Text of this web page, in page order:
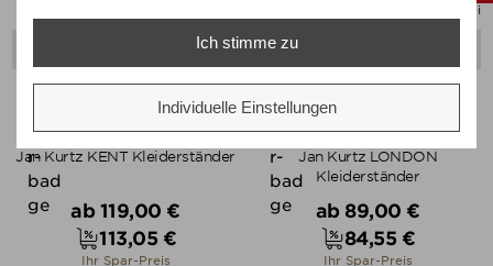
ALLE VARIANTEN ZEIGEN
absolut versandkostenfrei
ALLE VARIANTEN ZEIGEN
Jan Kurtz KENT Kleiderständer
Verkaufspreis
ab 119,00 €
Preis
113,05 €
Ihr Spar-Preis
Jan Kurtz LONDON
Kleiderständer
Verkaufspreis
ab 89,00 €
Preis
84,55 €
Ihr Spar-Preis
Ich stimme zu
Individuelle Einstellungen